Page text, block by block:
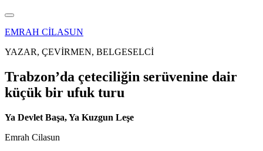
EMRAH CİLASUN
YAZAR, ÇEVİRMEN, BELGESELCİ
Trabzon’da çeteciliğin serüvenine dair
küçük bir ufuk turu
Ya Devlet Başa, Ya Kuzgun Leşe
Emrah Cilasun